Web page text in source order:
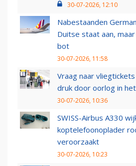
30-07-2026, 12:10
Nabestaanden
Duitse staat aan,
bot
30-07-2026, 11:58
Vraag naar
druk door oorlog in
30-07-2026, 10:36
SWISS-Airbus A330
koptelefoonoplader
veroorzaakt
30-07-2026, 10:23